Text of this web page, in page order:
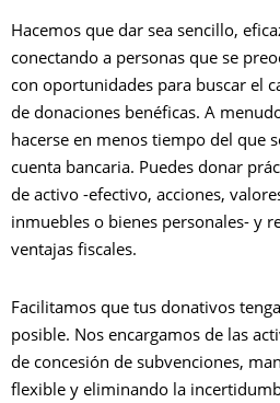
Hacemos que dar sea sencillo,
conectando a personas que se
con oportunidades para buscar el
de donaciones benéficas. A
hacerse en menos tiempo del que
cuenta bancaria. Puedes donar
de activo -efectivo, acciones,
inmuebles o bienes personales- y
ventajas fiscales.
Facilitamos que tus donativos
posible. Nos encargamos de las
de concesión de subvenciones,
flexible y eliminando la